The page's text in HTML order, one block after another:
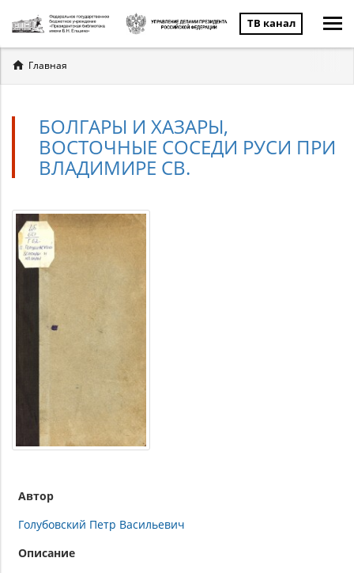
ТВ канал
Вы
здесь
Главная
БОЛГАРЫ И ХАЗАРЫ,
ВОСТОЧНЫЕ СОСЕДИ РУСИ ПРИ
ВЛАДИМИРЕ СВ.
Автор
Голубовский Петр Васильевич
Описание